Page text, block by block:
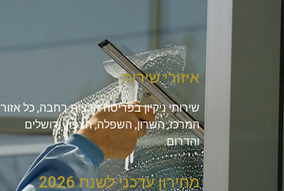
איזורי שירות
שירותי ניקיון בפריסה ארצית רחבה, כל אזור
המרכז, השרון, השפלה, הצפון, ירושלים
והדרום.
מחירון עדכני לשנת 2026